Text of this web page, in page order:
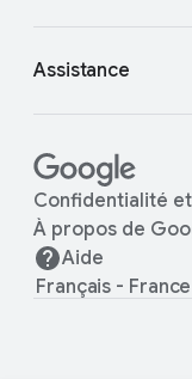
Assistance
Confidentialité
À propos de
Aide